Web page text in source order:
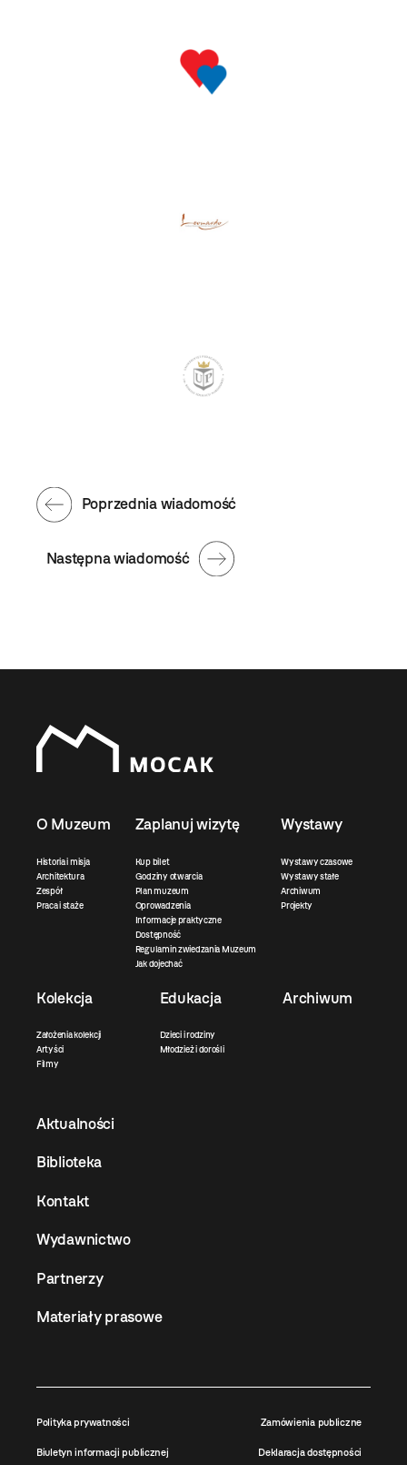
Następna wiadomość
Poprzednia wiadomość
O Muzeum
Historia i misja
Architektura
Zespół
Praca i staże
Zaplanuj wizytę
Kup bilet
Godziny otwarcia
Plan muzeum
Oprowadzenia
Informacje praktyczne
Dostępność
Regulamin zwiedzania Muzeum
Jak dojechać
Wystawy
Wystawy czasowe
Wystawy stałe
Archiwum
Projekty
Kolekcja
Założenia kolekcji
Artyści
Filmy
Edukacja
Dzieci i rodziny
Młodzież i dorośli
Archiwum
Aktualności
Biblioteka
Kontakt
Wydawnictwo
Partnerzy
Materiały prasowe
Polityka prywatności Zamówienia publiczne
Biuletyn informacji publicznej Deklaracja dostępności